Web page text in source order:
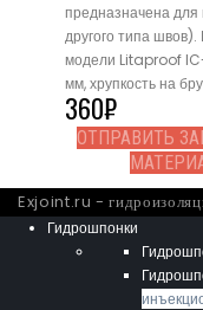
предназначена для
другого типа
модели Litaproof
мм, хрупкость на
360₽
ОТПРАВИТЬ
Exjoint.ru -
Гидрошпонки